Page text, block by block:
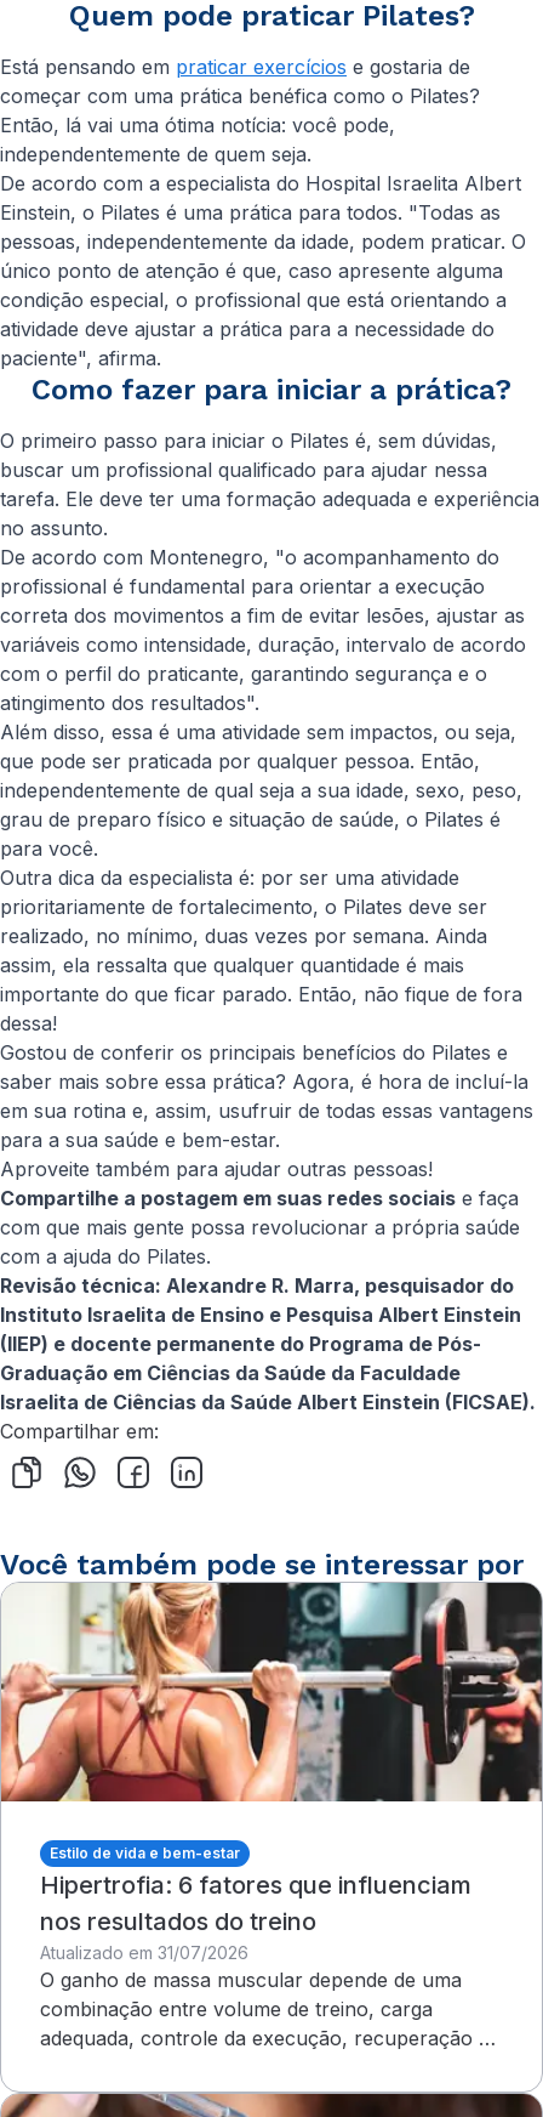
Quem pode praticar Pilates?
Está pensando em praticar exercícios e gostaria de
começar com uma prática benéfica como o Pilates?
Então, lá vai uma ótima notícia: você pode,
independentemente de quem seja.
De acordo com a especialista do Hospital Israelita Albert
Einstein, o Pilates é uma prática para todos. "Todas as
pessoas, independentemente da idade, podem praticar. O
único ponto de atenção é que, caso apresente alguma
condição especial, o profissional que está orientando a
atividade deve ajustar a prática para a necessidade do
paciente", afirma.
Como fazer para iniciar a prática?
O primeiro passo para iniciar o Pilates é, sem dúvidas,
buscar um profissional qualificado para ajudar nessa
tarefa. Ele deve ter uma formação adequada e experiência
no assunto.
De acordo com Montenegro, "o acompanhamento do
profissional é fundamental para orientar a execução
correta dos movimentos a fim de evitar lesões, ajustar as
variáveis como intensidade, duração, intervalo de acordo
com o perfil do praticante, garantindo segurança e o
atingimento dos resultados".
Além disso, essa é uma atividade sem impactos, ou seja,
que pode ser praticada por qualquer pessoa. Então,
independentemente de qual seja a sua idade, sexo, peso,
grau de preparo físico e situação de saúde, o Pilates é
para você.
Outra dica da especialista é: por ser uma atividade
prioritariamente de fortalecimento, o Pilates deve ser
realizado, no mínimo, duas vezes por semana. Ainda
assim, ela ressalta que qualquer quantidade é mais
importante do que ficar parado. Então, não fique de fora
dessa!
Gostou de conferir os principais benefícios do Pilates e
saber mais sobre essa prática? Agora, é hora de incluí-la
em sua rotina e, assim, usufruir de todas essas vantagens
para a sua saúde e bem-estar.
Aproveite também para ajudar outras pessoas!
Compartilhe a postagem em suas redes sociais e faça
com que mais gente possa revolucionar a própria saúde
com a ajuda do Pilates.
Revisão técnica: Alexandre R. Marra, pesquisador do
Instituto Israelita de Ensino e Pesquisa Albert Einstein
(IIEP) e docente permanente do Programa de Pós-
Graduação em Ciências da Saúde da Faculdade
Israelita de Ciências da Saúde Albert Einstein (FICSAE).
Compartilhar em:
Você também pode se interessar por
Estilo de vida e bem-estar
Hipertrofia: 6 fatores que influenciam
nos resultados do treino
Atualizado em 31/07/2026
O ganho de massa muscular depende de uma
combinação entre volume de treino, carga
adequada, controle da execução, recuperação e